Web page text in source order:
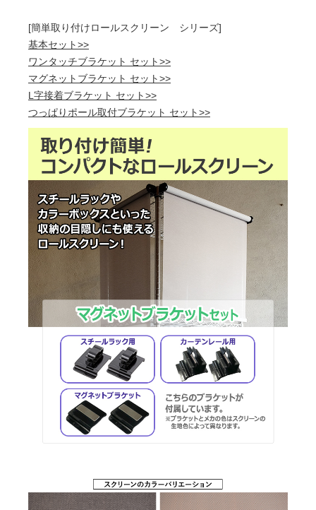
[簡単取り付けロールスクリーン シリーズ]
基本セット>>
ワンタッチブラケット セット>>
マグネットブラケット セット>>
L字接着ブラケット セット>>
つっぱりポール取付ブラケット セット>>